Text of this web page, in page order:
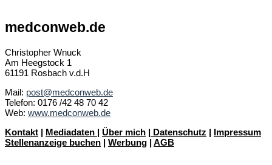
medconweb.de
Christopher Wnuck
Am Heegstock 1
61191 Rosbach v.d.H
Mail: post@medconweb.de
Telefon: 0176 /42 48 70 42
Web: www.medconweb.de
Kontakt | Mediadaten | Über mich | Datenschutz | Impressum
Stellenanzeige buchen | Werbung | AGB